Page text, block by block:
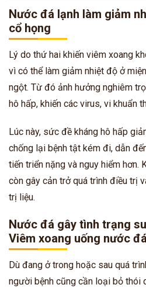
Nước đá lạnh làm giảm
cổ họng
Lý do thứ hai khiến viêm xoang
vì có thể làm giảm nhiệt độ ở
ngột. Từ đó ảnh hưởng nghiêm
hô hấp, khiến các virus, vi khuẩn
Lúc này, sức đề kháng hô hấp
chống lại bệnh tật kém đi, dẫn
tiến triển nặng và nguy hiểm hơn.
còn gây cản trở quá trình điều trị
trị liệu.
Nước đá gây tình trạng
Viêm xoang uống nước
Dù đang ở trong hoặc sau quá
người bệnh cũng cần loại bỏ thói